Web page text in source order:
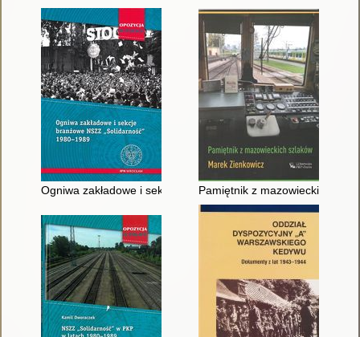
Ogniwa zakładowe i sekcje branżowe NSZZ "Solidarność"
Pamiętnik z mazowieckich